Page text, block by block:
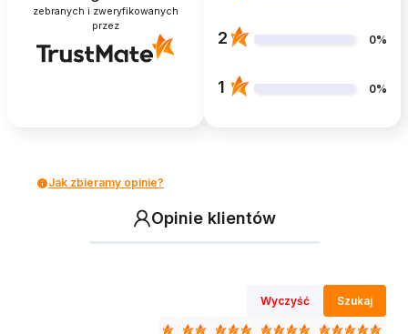
zebranych i zweryfikowanych
przez
2 0%
1 0%
Jak zbieramy opinie?
Opinie klientów
Wyczyść Szukaj